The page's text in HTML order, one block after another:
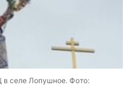
селе Лопушное. Фото: